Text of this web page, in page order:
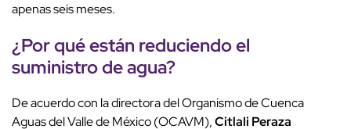
apenas seis meses.
¿Por qué están reduciendo el
suministro de agua?
De acuerdo con la directora del Organismo de Cuenca
Aguas del Valle de México (OCAVM),Citlali Peraza